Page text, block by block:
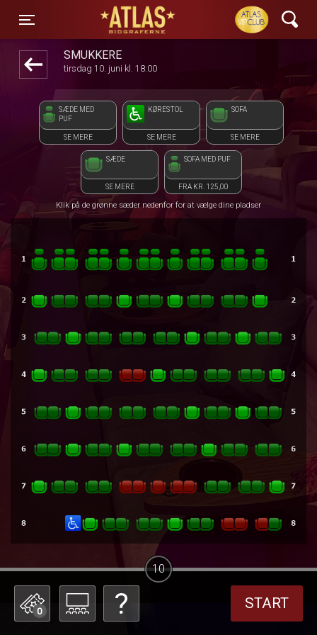
Toggle navigation
ATLAS Biograferne
SMUKKERE
tirsdag 10. juni kl. 18:00
SÆDE MED
PUF
SE MERE
KØRESTOL
SE MERE
SOFA
SE MERE
SÆDE
SE MERE
SOFA MED PUF
FRA KR. 125,00
Klik på de grønne sæder nedenfor for at vælge dine pladser
0 START
10
front03-cc 104517